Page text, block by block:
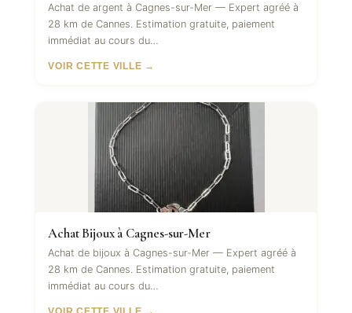
Achat de argent à Cagnes-sur-Mer — Expert agréé à
28 km de Cannes. Estimation gratuite, paiement
immédiat au cours du…
VOIR CETTE VILLE →
Achat Bijoux à Cagnes-sur-Mer
Achat de bijoux à Cagnes-sur-Mer — Expert agréé à
28 km de Cannes. Estimation gratuite, paiement
immédiat au cours du…